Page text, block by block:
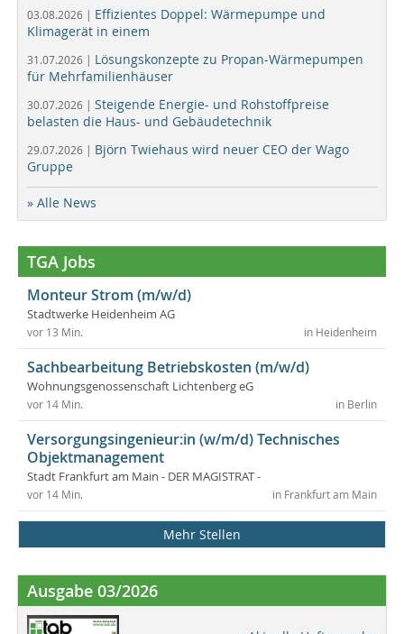
03.08.2026 | Effizientes Doppel: Wärmepumpe und
Klimagerät in einem
31.07.2026 | Lösungskonzepte zu Propan-Wärmepumpen
für Mehrfamilienhäuser
30.07.2026 | Steigende Energie- und Rohstoffpreise
belasten die Haus- und Gebäudetechnik
29.07.2026 | Björn Twiehaus wird neuer CEO der Wago
Gruppe
» Alle News
TGA Jobs
Monteur Strom (m/w/d)
Stadtwerke Heidenheim AG
in Heidenheim
vor 13 Min.
Sachbearbeitung Betriebskosten (m/w/d)
Wohnungsgenossenschaft Lichtenberg eG
in Berlin
vor 14 Min.
Versorgungsingenieur:in (w/m/d) Technisches
Objektmanagement
Stadt Frankfurt am Main - DER MAGISTRAT -
in Frankfurt am Main
vor 14 Min.
Mehr Stellen
Ausgabe 03/2026